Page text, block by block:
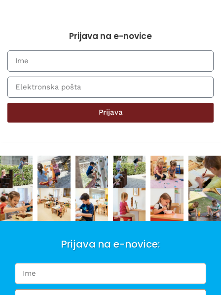
Prijava na e-novice
Prijava
Prijava na e-novice: